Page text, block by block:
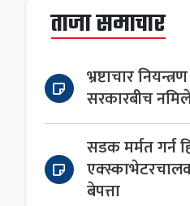
ताजा समाचार
भ्रष्टाचार
सरकारबीच
सडक मर्मत गर्न
बेपत्ता